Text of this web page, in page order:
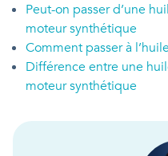
Peut-on passer d’une
moteur synthétique
Comment passer à
Différence entre une
moteur synthétique